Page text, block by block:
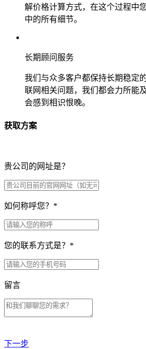
解价格计算方式，在这个过程中
中的所有细节。
长期顾问服务
我们与众多客户都保持长期稳定
联网相关问题，我们都会力所能
会感到相识恨晚。
获取方案
贵公司的网址是？
如何称呼您？ *
您的联系方式是？ *
留言
下一步